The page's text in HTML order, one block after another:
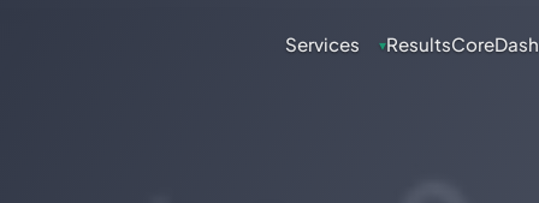
Services ▾ResultsCoreDash